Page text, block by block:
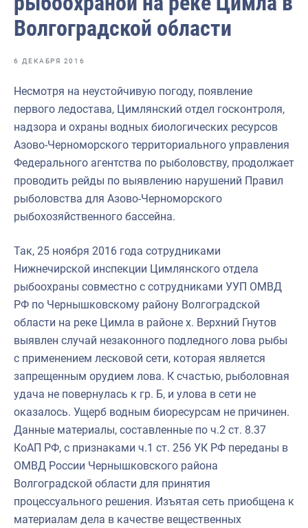
Отраслевые СМИ
Выставки и конференции
Научно-практическая литература
Рыбоохрана России
Отрасль в цифрах
Инфографика
Большая африканская экспедиция
Укрепление духовно-нравственных ценностей
События в России и мире
Волгоградской области
6 ДЕКАБРЯ 2016
Несмотря на неустойчивую погоду, появление
первого ледостава, Цимлянский отдел госконтроля,
надзора и охраны водных биологических ресурсов
Азово-Черноморского территориального управления
Федерального агентства по рыболовству, продолжает
проводить рейды по выявлению нарушений Правил
рыболовства для Азово-Черноморского
рыбохозяйственного бассейна.
Так, 25 ноября 2016 года сотрудниками
Нижнечирской инспекции Цимлянского отдела
рыбоохраны совместно с сотрудниками УУП ОМВД
РФ по Чернышковскому району Волгоградской
области на реке Цимла в районе х. Верхний Гнутов
выявлен случай незаконного подледного лова рыбы
с применением лесковой сети, которая является
запрещенным орудием лова. К счастью, рыболовная
удача не повернулась к гр. Б, и улова в сети не
оказалось. Ущерб водным биоресурсам не причинен.
Данные материалы, составленные по ч.2 ст. 8.37
КоАП РФ, с признаками ч.1 ст. 256 УК РФ переданы в
ОМВД России Чернышковского района
Волгоградской области для принятия
процессуального решения. Изъятая сеть приобщена к
материалам дела в качестве вещественных